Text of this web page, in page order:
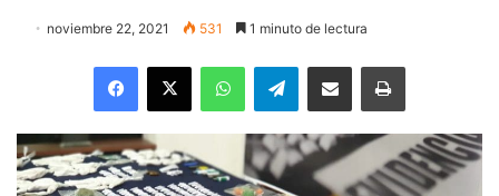
noviembre 22, 2021 531 1 minuto de lectura
Facebook
X WhatsAppTelegramEnviar vía email Imprimir